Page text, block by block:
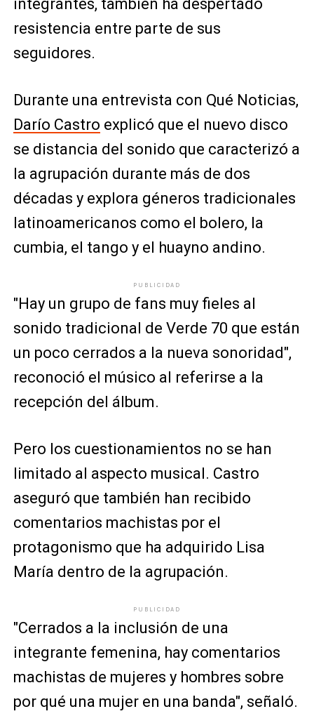
integrantes, también ha despertado
resistencia entre parte de sus
seguidores.
Durante una entrevista con Qué Noticias,
Darío Castro explicó que el nuevo disco
se distancia del sonido que caracterizó a
la agrupación durante más de dos
décadas y explora géneros tradicionales
latinoamericanos como el bolero, la
cumbia, el tango y el huayno andino.
PUBLICIDAD
"Hay un grupo de fans muy fieles al
sonido tradicional de Verde 70 que están
un poco cerrados a la nueva sonoridad",
reconoció el músico al referirse a la
recepción del álbum.
Pero los cuestionamientos no se han
limitado al aspecto musical. Castro
aseguró que también han recibido
comentarios machistas por el
protagonismo que ha adquirido Lisa
María dentro de la agrupación.
PUBLICIDAD
"Cerrados a la inclusión de una
integrante femenina, hay comentarios
machistas de mujeres y hombres sobre
por qué una mujer en una banda", señaló.